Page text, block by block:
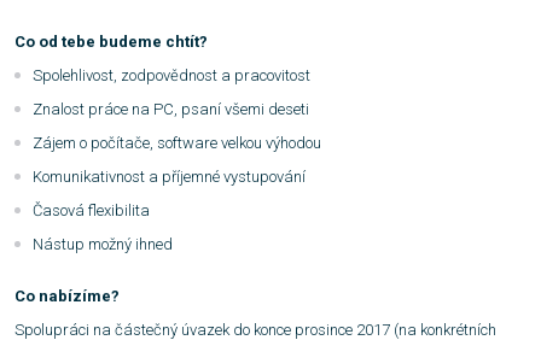
Co od tebe budeme chtít?
Spolehlivost, zodpovědnost a pracovitost
Znalost práce na PC, psaní všemi deseti
Zájem o počítače, software velkou výhodou
Komunikativnost a příjemné vystupování
Časová flexibilita
Nástup možný ihned
Co nabízíme?
Spolupráci na částečný úvazek do konce prosince 2017 (na konkrétních